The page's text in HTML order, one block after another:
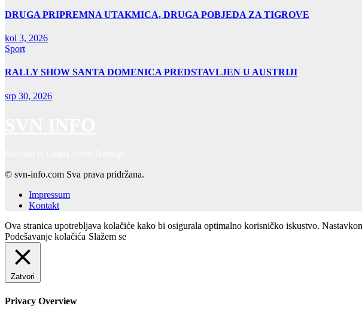
DRUGA PRIPREMNA UTAKMICA, DRUGA POBJEDA ZA TIGROVE
kol 3, 2026
Sport
RALLY SHOW SANTA DOMENICA PREDSTAVLJEN U AUSTRIJI
srp 30, 2026
© svn-info.com Sva prava pridržana.
Impressum
Kontakt
Ova stranica upotrebljava kolačiće kako bi osigurala optimalno korisničko iskustvo.
Podešavanje kolačića Slažem se
Zatvori
Privacy Overview